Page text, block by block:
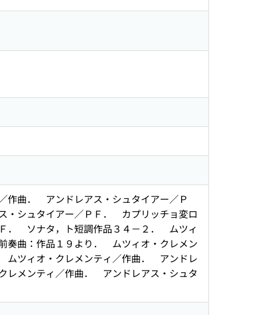
作曲． アンドレアス・シュタイアー／Ｐ
シュタイアー／ＰＦ． カプリッチョ変ロ
． ソナタ，ト短調作品３４－２． ムツィ
奏曲：作品１９より． ムツィオ・クレメン
ツィオ・クレメンティ／作曲． アンドレ
メンティ／作曲． アンドレアス・シュタ